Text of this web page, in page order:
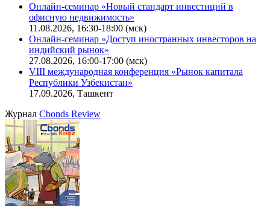
Онлайн-семинар «Новый стандарт инвестиций в
офисную недвижимость»
11.08.2026, 16:30-18:00 (мск)
Онлайн-семинар «Доступ иностранных инвесторов на
индийский рынок»
27.08.2026, 16:00-17:00 (мск)
VIII международная конференция «Рынок капитала
Республики Узбекистан»
17.09.2026, Ташкент
Журнал Cbonds Review